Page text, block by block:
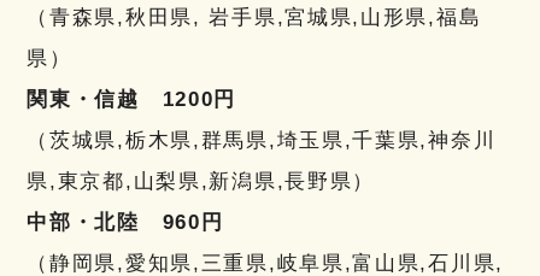
（青森県,秋田県, 岩手県,宮城県,山形県,福島
県）
関東・信越 1200円
（茨城県,栃木県,群馬県,埼玉県,千葉県,神奈川
県,東京都,山梨県,新潟県,長野県）
中部・北陸 960円
（静岡県,愛知県,三重県,岐阜県,富山県,石川県,